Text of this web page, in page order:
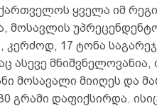
ყველა იმ
მოსავლის
კერძოდ, 17 ტონა
ასევე
მოსავალი მიიღეს და
გრამი დაფიქსირდა.